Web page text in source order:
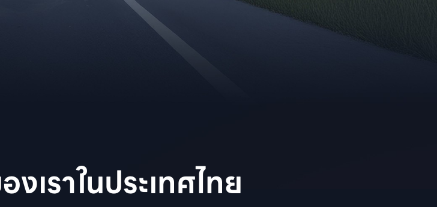
เราในประเทศไทย